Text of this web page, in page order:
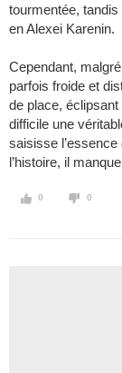
tourmentée,
en Alexei Karenin.
Cependant,
parfois froide et
de place,
difficile une
saisisse
l’histoire, il
0 0